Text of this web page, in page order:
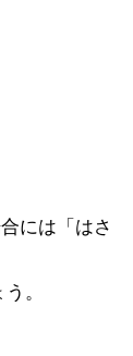
には「はさ
。